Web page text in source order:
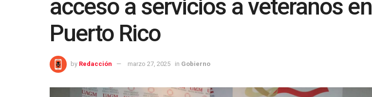
acceso a servicios a veteranos en
Puerto Rico
by Redacción marzo 27, 2025 in Gobierno